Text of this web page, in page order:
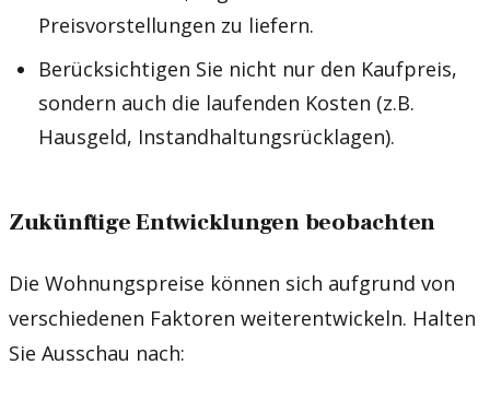
Preisvorstellungen zu liefern.
Berücksichtigen Sie nicht nur den Kaufpreis,
sondern auch die laufenden Kosten (z.B.
Hausgeld, Instandhaltungsrücklagen).
Zukünftige Entwicklungen beobachten
Die Wohnungspreise können sich aufgrund von
verschiedenen Faktoren weiterentwickeln. Halten
Sie Ausschau nach: